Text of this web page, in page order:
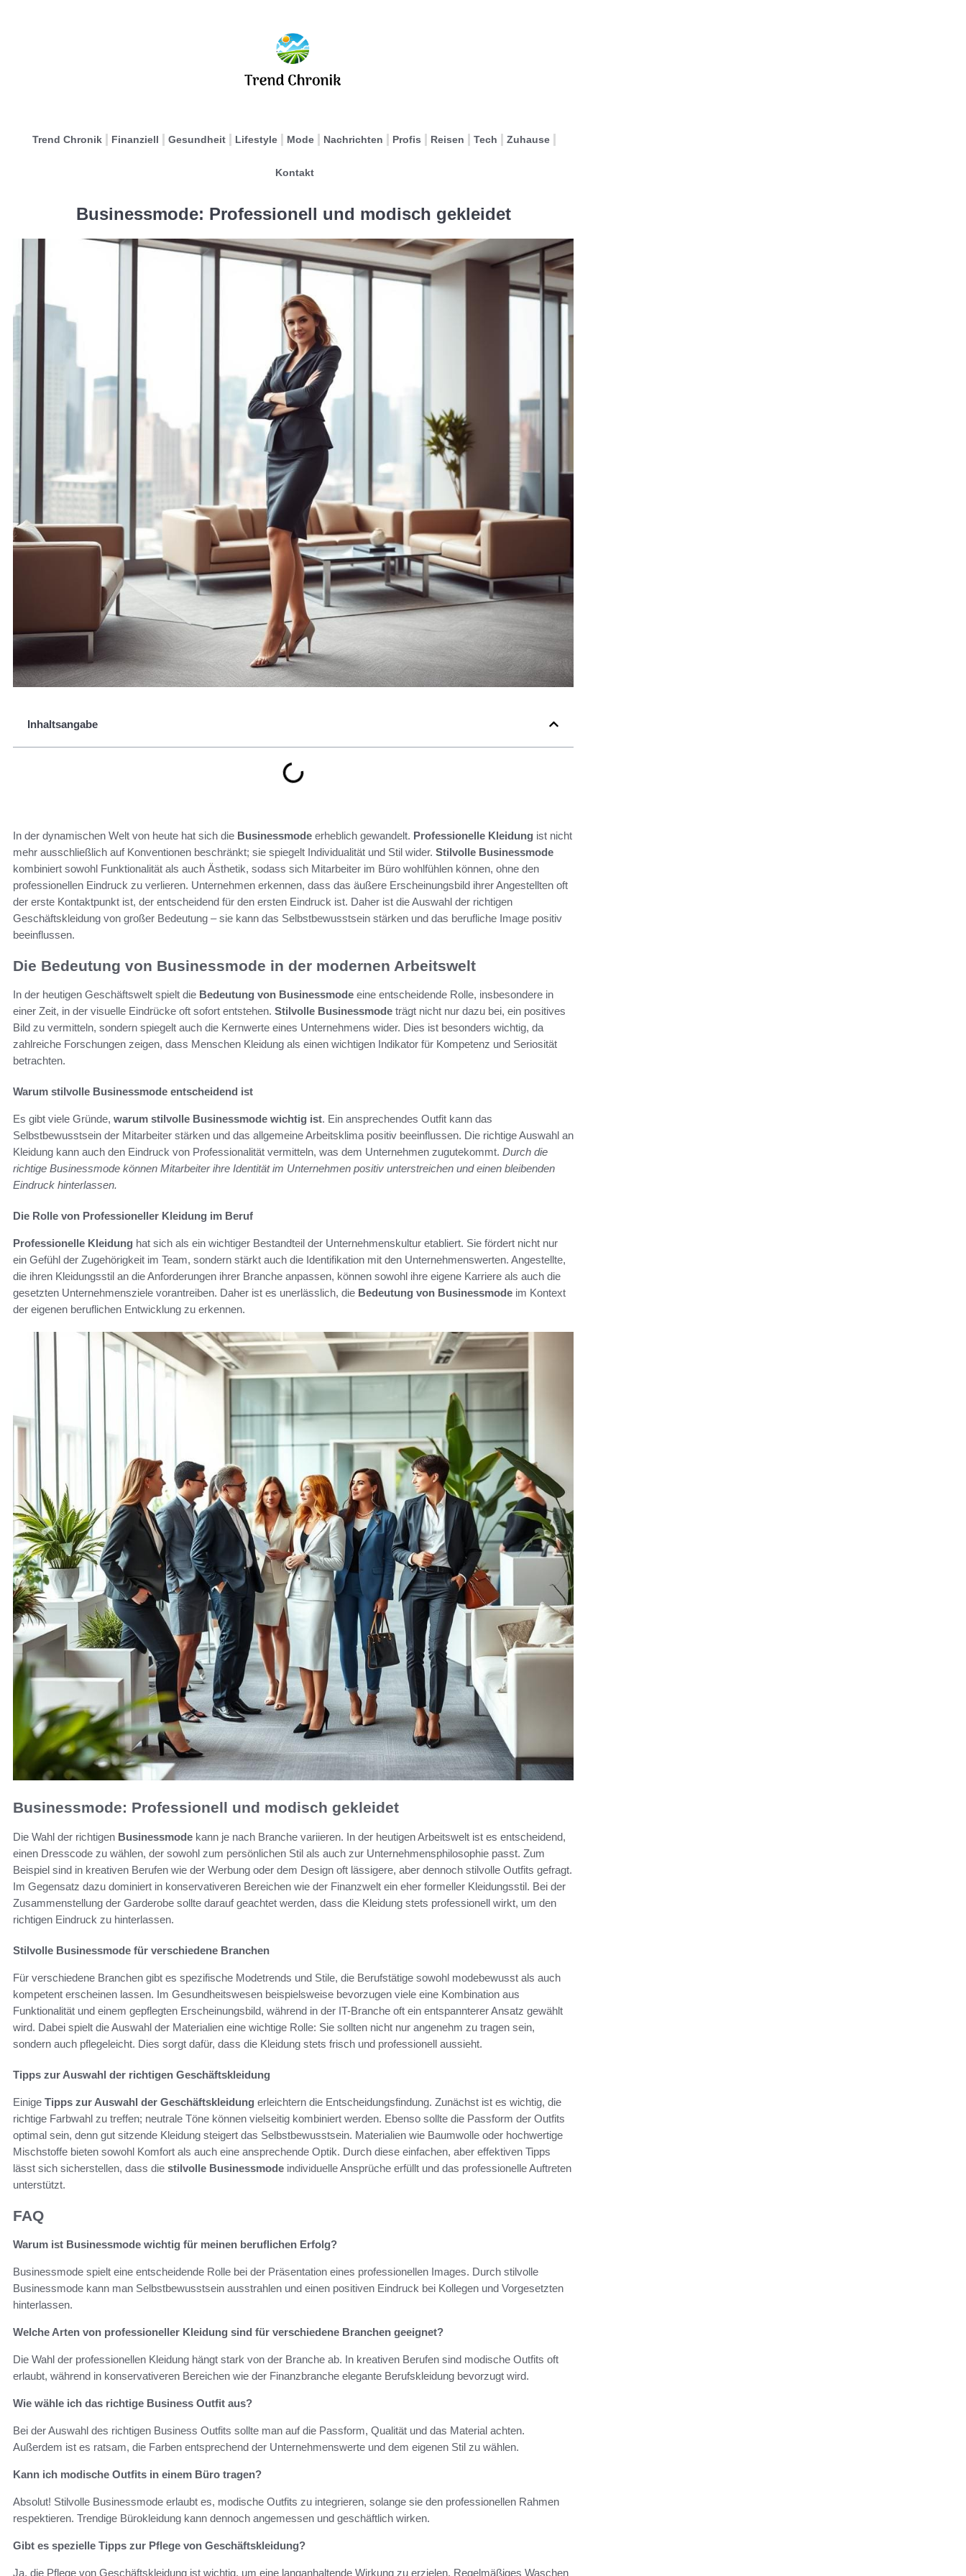
Trend Chronik Finanziell Gesundheit Lifestyle Mode Nachrichten Profis Reisen Tech Zuhause
Kontakt
Businessmode: Professionell und modisch gekleidet
Inhaltsangabe
In der dynamischen Welt von heute hat sich die Businessmode erheblich gewandelt. Professionelle Kleidung ist nicht
mehr ausschließlich auf Konventionen beschränkt; sie spiegelt Individualität und Stil wider. Stilvolle Businessmode
kombiniert sowohl Funktionalität als auch Ästhetik, sodass sich Mitarbeiter im Büro wohlfühlen können, ohne den
professionellen Eindruck zu verlieren. Unternehmen erkennen, dass das äußere Erscheinungsbild ihrer Angestellten oft
der erste Kontaktpunkt ist, der entscheidend für den ersten Eindruck ist. Daher ist die Auswahl der richtigen
Geschäftskleidung von großer Bedeutung – sie kann das Selbstbewusstsein stärken und das berufliche Image positiv
beeinflussen.
Die Bedeutung von Businessmode in der modernen Arbeitswelt
In der heutigen Geschäftswelt spielt die Bedeutung von Businessmode eine entscheidende Rolle, insbesondere in
einer Zeit, in der visuelle Eindrücke oft sofort entstehen. Stilvolle Businessmode trägt nicht nur dazu bei, ein positives
Bild zu vermitteln, sondern spiegelt auch die Kernwerte eines Unternehmens wider. Dies ist besonders wichtig, da
zahlreiche Forschungen zeigen, dass Menschen Kleidung als einen wichtigen Indikator für Kompetenz und Seriosität
betrachten.
Warum stilvolle Businessmode entscheidend ist
Es gibt viele Gründe, warum stilvolle Businessmode wichtig ist. Ein ansprechendes Outfit kann das
Selbstbewusstsein der Mitarbeiter stärken und das allgemeine Arbeitsklima positiv beeinflussen. Die richtige Auswahl an
Kleidung kann auch den Eindruck von Professionalität vermitteln, was dem Unternehmen zugutekommt. Durch die
richtige Businessmode können Mitarbeiter ihre Identität im Unternehmen positiv unterstreichen und einen bleibenden
Eindruck hinterlassen.
Die Rolle von Professioneller Kleidung im Beruf
Professionelle Kleidung hat sich als ein wichtiger Bestandteil der Unternehmenskultur etabliert. Sie fördert nicht nur
ein Gefühl der Zugehörigkeit im Team, sondern stärkt auch die Identifikation mit den Unternehmenswerten. Angestellte,
die ihren Kleidungsstil an die Anforderungen ihrer Branche anpassen, können sowohl ihre eigene Karriere als auch die
gesetzten Unternehmensziele vorantreiben. Daher ist es unerlässlich, die Bedeutung von Businessmode im Kontext
der eigenen beruflichen Entwicklung zu erkennen.
Businessmode: Professionell und modisch gekleidet
Die Wahl der richtigen Businessmode kann je nach Branche variieren. In der heutigen Arbeitswelt ist es entscheidend,
einen Dresscode zu wählen, der sowohl zum persönlichen Stil als auch zur Unternehmensphilosophie passt. Zum
Beispiel sind in kreativen Berufen wie der Werbung oder dem Design oft lässigere, aber dennoch stilvolle Outfits gefragt.
Im Gegensatz dazu dominiert in konservativeren Bereichen wie der Finanzwelt ein eher formeller Kleidungsstil. Bei der
Zusammenstellung der Garderobe sollte darauf geachtet werden, dass die Kleidung stets professionell wirkt, um den
richtigen Eindruck zu hinterlassen.
Stilvolle Businessmode für verschiedene Branchen
Für verschiedene Branchen gibt es spezifische Modetrends und Stile, die Berufstätige sowohl modebewusst als auch
kompetent erscheinen lassen. Im Gesundheitswesen beispielsweise bevorzugen viele eine Kombination aus
Funktionalität und einem gepflegten Erscheinungsbild, während in der IT-Branche oft ein entspannterer Ansatz gewählt
wird. Dabei spielt die Auswahl der Materialien eine wichtige Rolle: Sie sollten nicht nur angenehm zu tragen sein,
sondern auch pflegeleicht. Dies sorgt dafür, dass die Kleidung stets frisch und professionell aussieht.
Tipps zur Auswahl der richtigen Geschäftskleidung
Einige Tipps zur Auswahl der Geschäftskleidung erleichtern die Entscheidungsfindung. Zunächst ist es wichtig, die
richtige Farbwahl zu treffen; neutrale Töne können vielseitig kombiniert werden. Ebenso sollte die Passform der Outfits
optimal sein, denn gut sitzende Kleidung steigert das Selbstbewusstsein. Materialien wie Baumwolle oder hochwertige
Mischstoffe bieten sowohl Komfort als auch eine ansprechende Optik. Durch diese einfachen, aber effektiven Tipps
lässt sich sicherstellen, dass die stilvolle Businessmode individuelle Ansprüche erfüllt und das professionelle Auftreten
unterstützt.
FAQ
Warum ist Businessmode wichtig für meinen beruflichen Erfolg?
Businessmode spielt eine entscheidende Rolle bei der Präsentation eines professionellen Images. Durch stilvolle
Businessmode kann man Selbstbewusstsein ausstrahlen und einen positiven Eindruck bei Kollegen und Vorgesetzten
hinterlassen.
Welche Arten von professioneller Kleidung sind für verschiedene Branchen geeignet?
Die Wahl der professionellen Kleidung hängt stark von der Branche ab. In kreativen Berufen sind modische Outfits oft
erlaubt, während in konservativeren Bereichen wie der Finanzbranche elegante Berufskleidung bevorzugt wird.
Wie wähle ich das richtige Business Outfit aus?
Bei der Auswahl des richtigen Business Outfits sollte man auf die Passform, Qualität und das Material achten.
Außerdem ist es ratsam, die Farben entsprechend der Unternehmenswerte und dem eigenen Stil zu wählen.
Kann ich modische Outfits in einem Büro tragen?
Absolut! Stilvolle Businessmode erlaubt es, modische Outfits zu integrieren, solange sie den professionellen Rahmen
respektieren. Trendige Bürokleidung kann dennoch angemessen und geschäftlich wirken.
Gibt es spezielle Tipps zur Pflege von Geschäftskleidung?
Ja, die Pflege von Geschäftskleidung ist wichtig, um eine langanhaltende Wirkung zu erzielen. Regelmäßiges Waschen